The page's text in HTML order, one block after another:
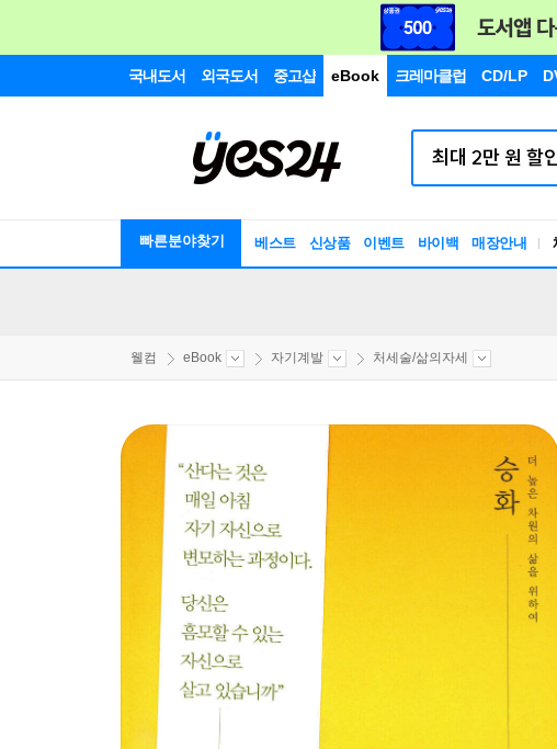
국내도서 외국도서 중고샵 eBook 크레마클럽 CD/LP
빠른분야찾기 베스트 신상품 이벤트 바이백 매장안내
웰컴 eBook 자기계발 처세술/삶의자세